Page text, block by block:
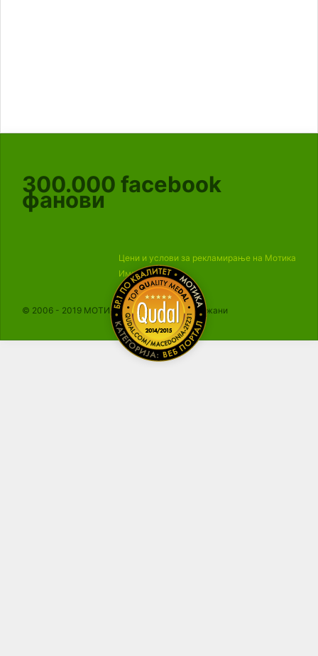
300.000 facebook
фанови
Цени и услови за рекламирање на Мотика
Импресум
© 2006 - 2019 МОТИКА, Сите права се задржани